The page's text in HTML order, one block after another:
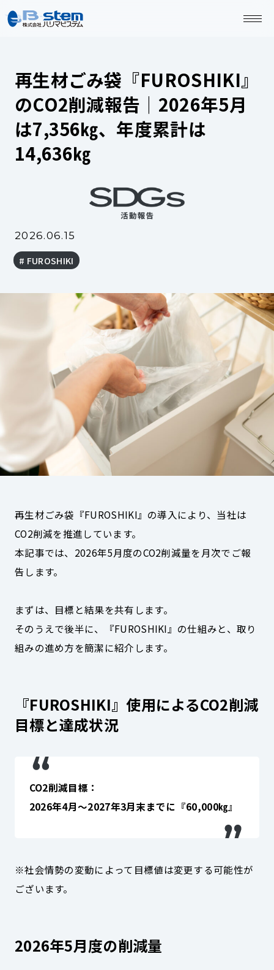
再生材ごみ袋『FUROSHIKI』
のCO2削減報告｜2026年5月
は7,356㎏、年度累計は
14,636㎏
2026.06.15
FUROSHIKI
再生材ごみ袋『FUROSHIKI』の導入により、当社は
CO2削減を推進しています。
本記事では、2026年5月度のCO2削減量を月次でご報
告します。
まずは、目標と結果を共有します。
そのうえで後半に、『FUROSHIKI』の仕組みと、取り
組みの進め方を簡潔に紹介します。
『FUROSHIKI』使用によるCO2削減
目標と達成状況
CO2削減目標：
2026年4月～2027年3月末までに『60,000㎏』
※社会情勢の変動によって目標値は変更する可能性が
ございます。
2026年5月度の削減量